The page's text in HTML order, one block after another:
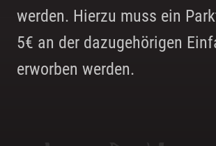
werden. Hierzu muss ein
5€ an der dazugehörigen
erworben werden.